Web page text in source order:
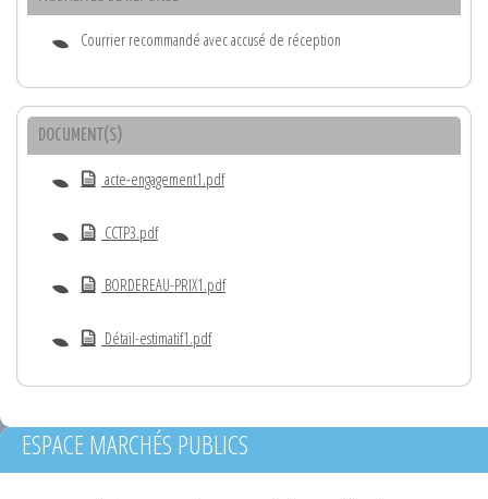
Courrier recommandé avec accusé de réception
DOCUMENT(S)
acte-engagement1.pdf
CCTP3.pdf
BORDEREAU-PRIX1.pdf
Détail-estimatif1.pdf
ESPACE MARCHÉS PUBLICS